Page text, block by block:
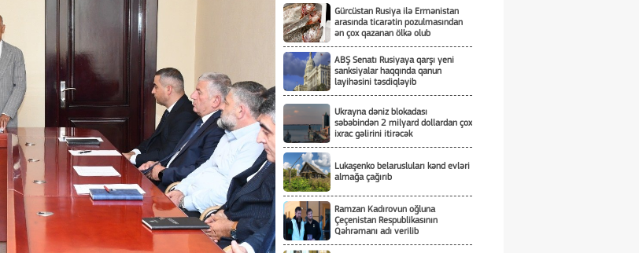
Gürcüstan Rusiya ilə Ermənistan
arasında ticarətin pozulmasından
ən çox qazanan ölkə olub
ABŞ Senatı Rusiyaya qarşı yeni
sanksiyalar haqqında qanun
layihəsini təsdiqləyib
Ukrayna dəniz blokadası
səbəbindən 2 milyard dollardan çox
ixrac gəlirini itirəcək
Lukaşenko belarusluları kənd evləri
almağa çağırıb
Ramzan Kadırovun oğluna
Çeçenistan Respublikasının
Qəhrəmanı adı verilib